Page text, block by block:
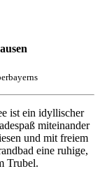
ist ein idyllischer
miteinander
und mit freiem
eine ruhige,
Trubel.